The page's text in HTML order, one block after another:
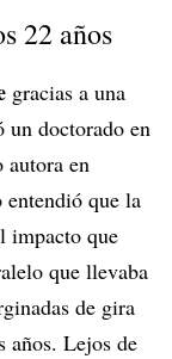
22 años
gracias a una
un doctorado en
en
entendió que la
impacto que
que llevaba
de gira
años. Lejos de